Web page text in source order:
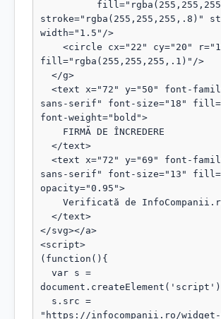
stroke="rgba(255,255,255,.8)"
width="1.5"/>
fill="rgba(255,255,255,.1)"/>
sans-serif" font-size="18"
font-weight="bold">
sans-serif" font-size="13"
opacity="0.95">
</svg></a>
<script>
(function(){
"https://infocompanii.ro/